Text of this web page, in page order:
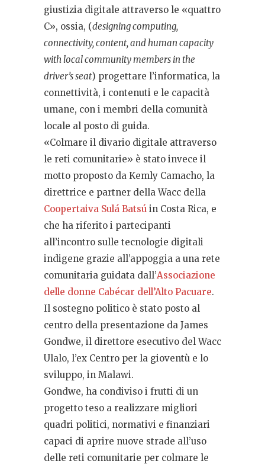
giustizia digitale attraverso le «quattro
C», ossia, (designing computing,
connectivity, content, and human capacity
with local community members in the
driver’s seat) progettare l’informatica, la
connettività, i contenuti e le capacità
umane, con i membri della comunità
locale al posto di guida.
«Colmare il divario digitale attraverso
le reti comunitarie» è stato invece il
motto proposto da Kemly Camacho, la
direttrice e partner della Wacc della
Coopertaiva Sulá Batsú in Costa Rica, e
che ha riferito i partecipanti
all’incontro sulle tecnologie digitali
indigene grazie all’appoggia a una rete
comunitaria guidata dall’Associazione
delle donne Cabécar dell’Alto Pacuare.
Il sostegno politico è stato posto al
centro della presentazione da James
Gondwe, il direttore esecutivo del Wacc
Ulalo, l’ex Centro per la gioventù e lo
sviluppo, in Malawi.
Gondwe, ha condiviso i frutti di un
progetto teso a realizzare migliori
quadri politici, normativi e finanziari
capaci di aprire nuove strade all’uso
delle reti comunitarie per colmare le